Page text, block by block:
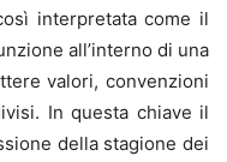
interpretata come il
all’interno di una
valori, convenzioni
In questa chiave il
della stagione dei